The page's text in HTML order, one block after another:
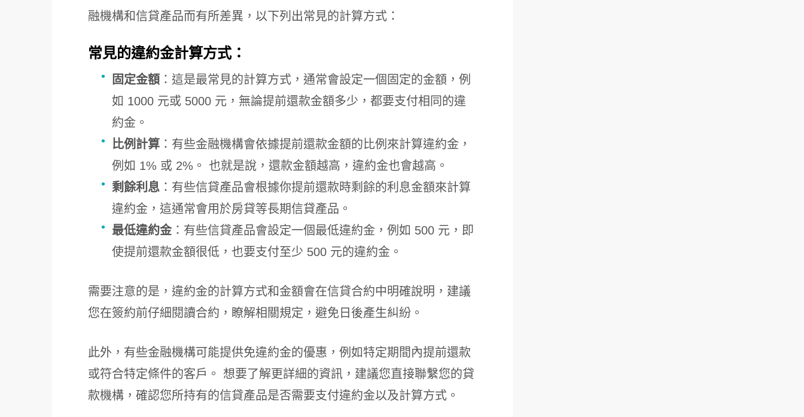
融機構和信貸產品而有所差異，以下列出常見的計算方式：
常見的違約金計算方式：
固定金額 ：這是最常見的計算方式，通常會設定一個固定的金額，例
如 1000 元或 5000 元，無論提前還款金額多少，都要支付相同的違
約金。
比例計算 ：有些金融機構會依據提前還款金額的比例來計算違約金，
例如 1% 或 2%。 也就是說，還款金額越高，違約金也會越高。
剩餘利息 ：有些信貸產品會根據你提前還款時剩餘的利息金額來計算
違約金，這通常會用於房貸等長期信貸產品。
最低違約金：有些信貸產品會設定一個最低違約金，例如 500 元，即
使提前還款金額很低，也要支付至少 500 元的違約金。
需要注意的是，違約金的計算方式和金額會在信貸合約中明確說明，建議
您在簽約前仔細閱讀合約，瞭解相關規定，避免日後產生糾紛。
此外，有些金融機構可能提供免違約金的優惠，例如特定期間內提前還款
或符合特定條件的客戶。 想要了解更詳細的資訊，建議您直接聯繫您的貸
款機構，確認您所持有的信貸產品是否需要支付違約金以及計算方式。